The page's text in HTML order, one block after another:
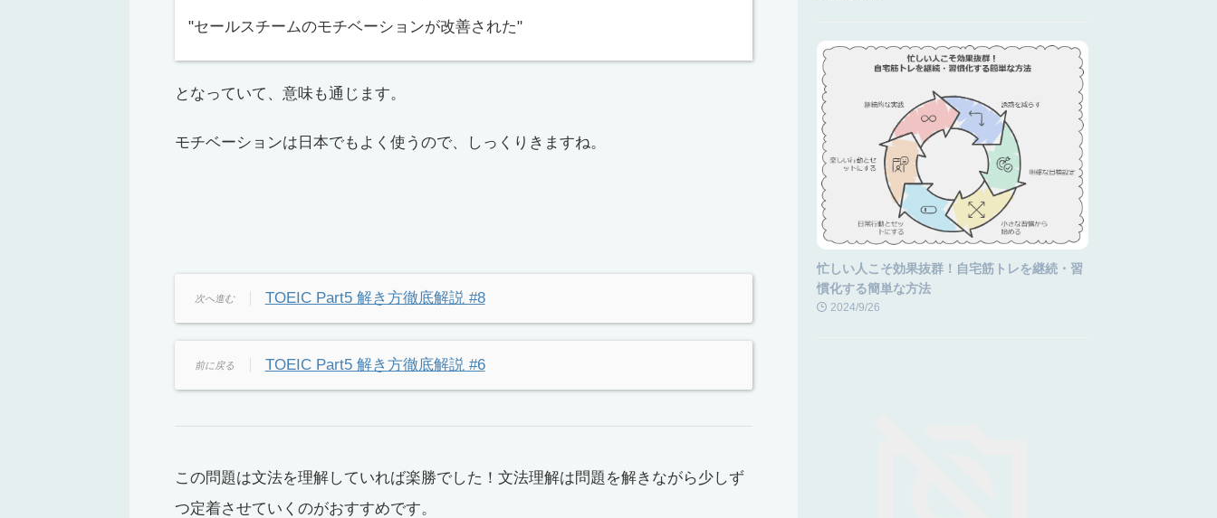
"セールスチームのモチベーションが改善された"
となっていて、意味も通じます。
モチベーションは日本でもよく使うので、しっくりきますね。
TOEIC Part5 解き方徹底解説 #8
TOEIC Part5 解き方徹底解説 #6
この問題は文法を理解していれば楽勝でした！文法理解は問題を解きながら少しず
つ定着させていくのがおすすめです。
忙しい人こそ効果抜群！自宅筋トレを継続・習
慣化する簡単な方法
2024/9/26